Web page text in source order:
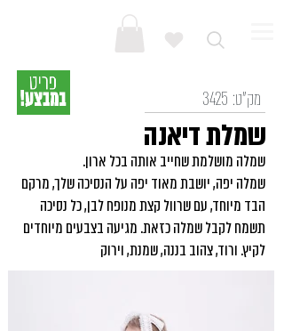
3425 מק"ט:
שמלה מושלמת שחייב אותה בכל ארון.
שמלה יפה, יושבת מאוד יפה על הנסיכה שלך, מרקם
הבד מיוחד, עם שרוול קצת מנופח לבן, כל נסיכה
תשמח לקבל שמלה כזאת. מגיעה בצבעים מיוחדים
לקיץ. ורוד, צהוב בננה, שמנת, וירוק
שמלת דיאנה